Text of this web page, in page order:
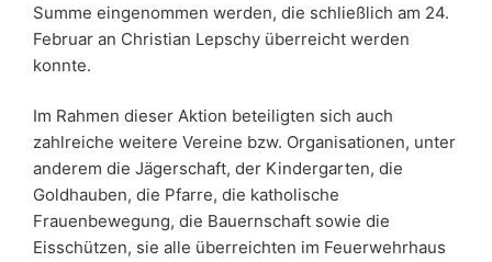
Summe eingenommen werden, die schließlich am 24.
Februar an Christian Lepschy überreicht werden
konnte.
Im Rahmen dieser Aktion beteiligten sich auch
zahlreiche weitere Vereine bzw. Organisationen, unter
anderem die Jägerschaft, der Kindergarten, die
Goldhauben, die Pfarre, die katholische
Frauenbewegung, die Bauernschaft sowie die
Eisschützen, sie alle überreichten im Feuerwehrhaus